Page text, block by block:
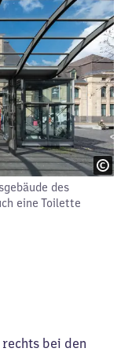
des
eine Toilette
bei den